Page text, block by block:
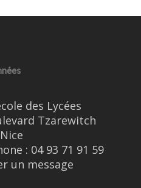
des Lycées
Tzarewitch
: 04 93 71 91 59
un message